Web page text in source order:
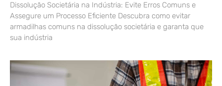
Dissolução Societária na Indústria: Evite Erros Comuns e
Assegure um Processo Eficiente Descubra como evitar
armadilhas comuns na dissolução societária e garanta que
sua indústria